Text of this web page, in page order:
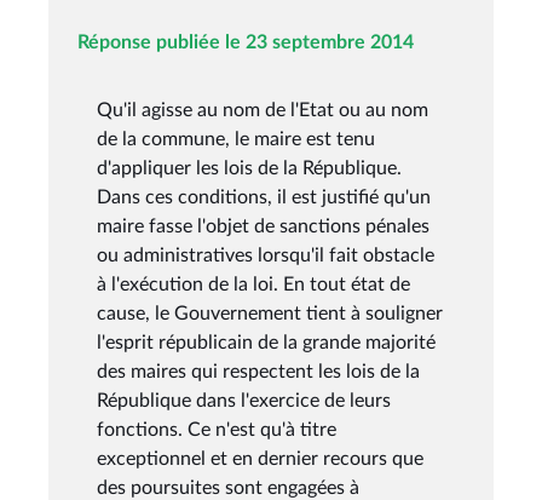
Réponse publiée le 23 septembre 2014
Qu'il agisse au nom de l'Etat ou au nom
de la commune, le maire est tenu
d'appliquer les lois de la République.
Dans ces conditions, il est justifié qu'un
maire fasse l'objet de sanctions pénales
ou administratives lorsqu'il fait obstacle
à l'exécution de la loi. En tout état de
cause, le Gouvernement tient à souligner
l'esprit républicain de la grande majorité
des maires qui respectent les lois de la
République dans l'exercice de leurs
fonctions. Ce n'est qu'à titre
exceptionnel et en dernier recours que
des poursuites sont engagées à